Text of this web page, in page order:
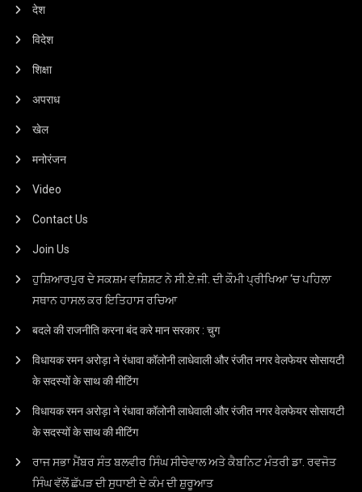
देश
विदेश
शिक्षा
अपराध
खेल
मनोरंजन
Video
Contact Us
Join Us
ਹੁਸ਼ਿਆਰਪੁਰ ਦੇ ਸਕਸ਼ਮ ਵਸ਼ਿਸ਼ਟ ਨੇ ਸੀ.ਏ.ਜੀ. ਦੀ ਕੌਮੀ ਪ੍ਰੀਖਿਆ ‘ਚ ਪਹਿਲਾ
ਸਥਾਨ ਹਾਸਲ ਕਰ ਇਤਿਹਾਸ ਰਚਿਆ
बदले की राजनीति करना बंद करे मान सरकार : चुग
विधायक रमन अरोड़ा ने रंधावा कॉलोनी लाधेवाली और रंजीत नगर वेलफेयर सोसायटी
के सदस्यों के साथ की मीटिंग
विधायक रमन अरोड़ा ने रंधावा कॉलोनी लाधेवाली और रंजीत नगर वेलफेयर सोसायटी
के सदस्यों के साथ की मीटिंग
ਰਾਜ ਸਭਾ ਮੈਂਬਰ ਸੰਤ ਬਲਵੀਰ ਸਿੰਘ ਸੀਚੇਵਾਲ ਅਤੇ ਕੈਬਨਿਟ ਮੰਤਰੀ ਡਾ. ਰਵਜੋਤ
ਸਿੰਘ ਵੱਲੋਂ ਛੱਪੜ ਦੀ ਸੁਧਾਈ ਦੇ ਕੰਮ ਦੀ ਸ਼ੁਰੂਆਤ